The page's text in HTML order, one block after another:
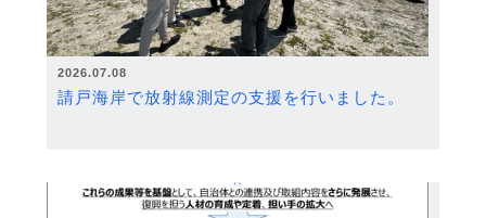
2026.07.08
請戸海岸で放射線測定の支援を行いました。